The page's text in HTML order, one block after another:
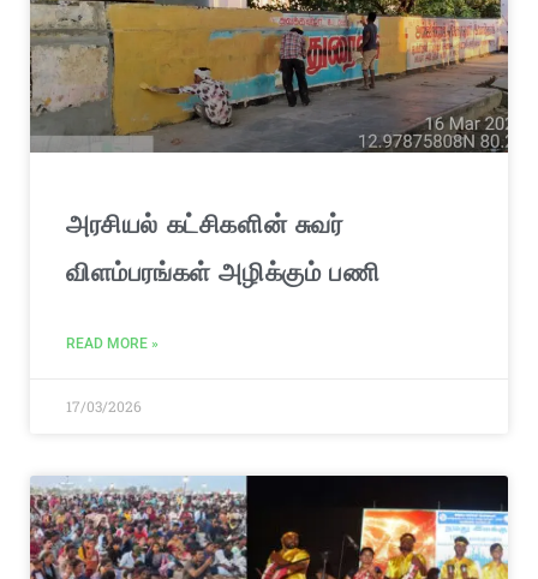
அரசியல் கட்சிகளின் சுவர்
விளம்பரங்கள் அழிக்கும் பணி
READ MORE »
17/03/2026